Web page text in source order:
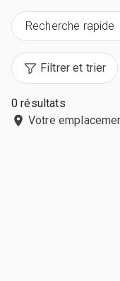
Filtrer et trier
0 résultats
Votre